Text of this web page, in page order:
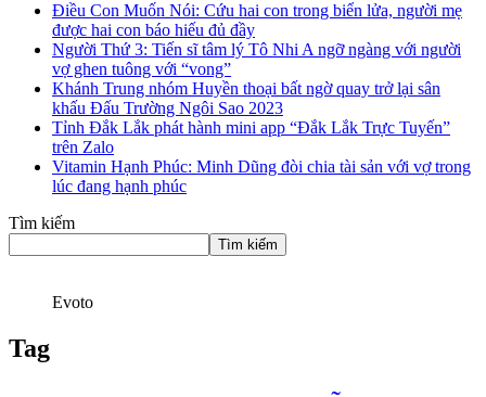
Điều Con Muốn Nói: Cứu hai con trong biển lửa, người mẹ
được hai con báo hiếu đủ đầy
Người Thứ 3: Tiến sĩ tâm lý Tô Nhi A ngỡ ngàng với người
vợ ghen tuông với “vong”
Khánh Trung nhóm Huyền thoại bất ngờ quay trở lại sân
khấu Đấu Trường Ngôi Sao 2023
Tỉnh Đắk Lắk phát hành mini app “Đắk Lắk Trực Tuyến”
trên Zalo
Vitamin Hạnh Phúc: Minh Dũng đòi chia tài sản với vợ trong
lúc đang hạnh phúc
Tìm kiếm
Tìm kiếm
Evoto
Tag